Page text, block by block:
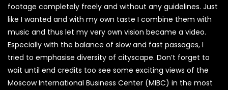
footage completely freely and without any guidelines. Just
like I wanted and with my own taste I combine them with
music and thus let my very own vision became a video.
Especially with the balance of slow and fast passages, I
tried to emphasise diversity of cityscape. Don’t forget to
wait until end credits too see some exciting views of the
Moscow International Business Center (MIBC) in the most